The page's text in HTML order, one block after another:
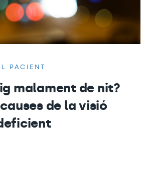
PACIENT
malament de nit?
de la visió